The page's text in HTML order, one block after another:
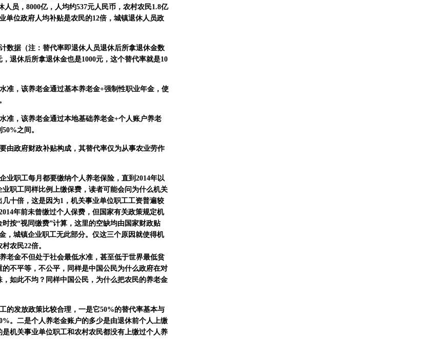
人员， 8000亿，人均约537元人民币，农村农民1.8亿
单位政府人均补贴是农民的12倍，城镇退休人员政
数据（注：替代率即退休人员退休后所拿退休金数
，退休后所拿退休金也是1000元，这个替代率就是10
准，该养老金通过基本养老金+强制性职业年金，使
准，该养老金通过本地基础养老金+个人账户养老
50%之间。
由政府财政补贴构成，其替代率仅为从事农业劳作
业职工每月都要缴纳个人养老保险，直到 2014年以
职工同样比例上缴保费，读者可能会问为什么机关
几十倍，这是因为1 ，机关事业单位职工工资普遍较
年前未曾缴过个人保费，但国家有关政策规定机
时按“视同缴费”计算，这里的空缺均由国家财政贴
，城镇企业职工无此部分。仅这三个原因就使得机
村农民22倍。
老金不但处于社会最低水准，甚至低于世界最低贫
不平等，不公平，同样是中国公民为什么政府在对
如此不均？同样中国公民，为什么把农民的养老金
的发放政策比较合理，一是它50%的替代率基本与
。二是个人养老金账户的多少是由退休前个人上缴
机关事业单位职工和农村农民都没有上缴过个人养